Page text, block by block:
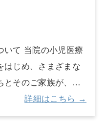
りつけ歯科への依頼
主治医にお伝え下
、食欲不振の対応、
のトラブル等の相談
する学会への参加、
、今後も患者さんの
果的な栄養療法を提
食嚥下支援チームや
いて 当院の小児医療
はじめ、さまざまな
とそのご家族が、よ
させていただくこと
チームが活動してい
詳細はこちら →